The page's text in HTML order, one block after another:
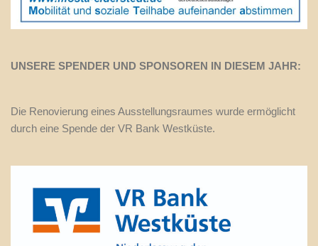
UNSERE SPENDER UND SPONSOREN IN DIESEM JAHR:
Die Renovierung eines Ausstellungsraumes wurde ermöglicht
durch eine Spende der VR Bank Westküste.